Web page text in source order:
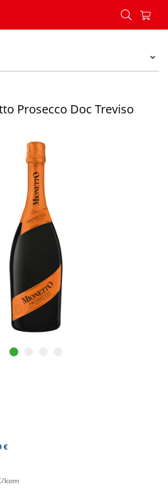
Mionetto Prosecco Doc Treviso Brut
Prosecco Doc Treviso
€
kom